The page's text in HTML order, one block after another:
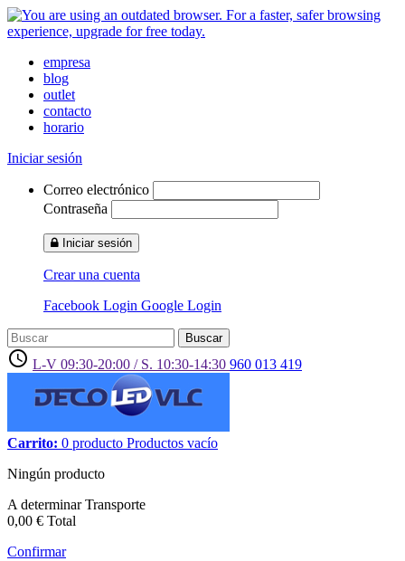
empresa
blog
outlet
contacto
horario
Iniciar sesión
Correo electrónico
Contraseña
Iniciar sesión
Crear una cuenta
Facebook Login Google Login
Buscar
access_time L-V 09:30-20:00 / S. 10:30-14:30 960 013 419
Carrito: 0 producto Productos vacío
Ningún producto
A determinarTransporte
0,00 € Total
Confirmar